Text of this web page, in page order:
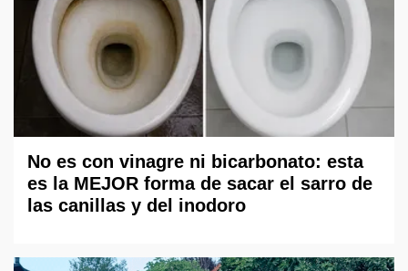
No es con vinagre ni bicarbonato: esta
es la MEJOR forma de sacar el sarro de
las canillas y del inodoro